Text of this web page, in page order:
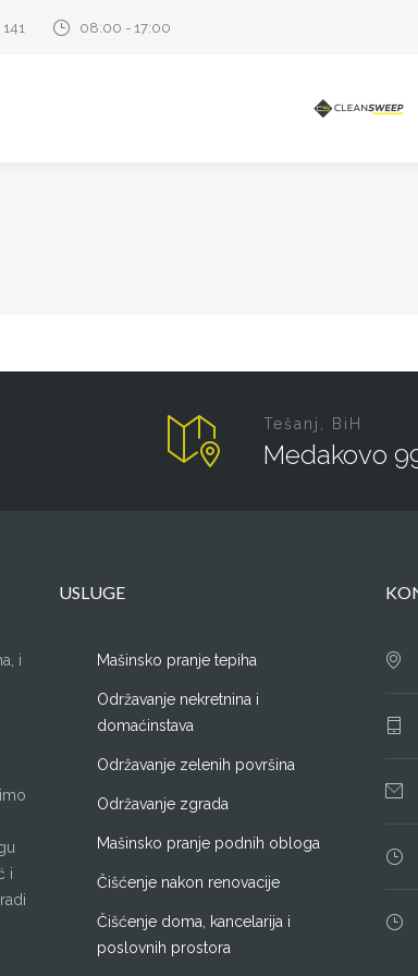
08:00 - 17:00
Tešanj, BiH
Medakovo
i
i
USLUGE
Mašinsko pranje tepiha
Održavanje nekretnina i
domaćinstava
Održavanje zelenih površina
Održavanje zgrada
Mašinsko pranje podnih obloga
Čišćenje nakon renovacije
Čišćenje doma, kancelarija i
poslovnih prostora